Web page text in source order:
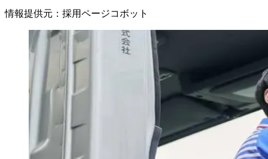
情報提供元 ： 採用ページコボット